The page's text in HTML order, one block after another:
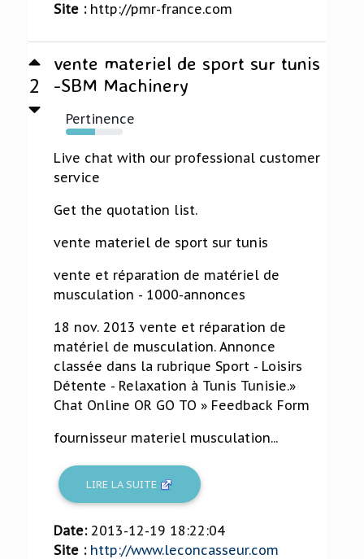
Site : http://pmr-france.com
2
vente materiel de sport sur tunis
-SBM Machinery
Pertinence
52%
Live chat with our professional customer
service
Get the quotation list.
vente materiel de sport sur tunis
vente et réparation de matériel de
musculation - 1000-annonces
18 nov. 2013 vente et réparation de
matériel de musculation. Annonce
classée dans la rubrique Sport - Loisirs
Détente - Relaxation à Tunis Tunisie.»
Chat Online OR GO TO » Feedback Form
fournisseur materiel musculation...
LIRE LA SUITE
Date: 2013-12-19 18:22:04
Site : http://www.leconcasseur.com